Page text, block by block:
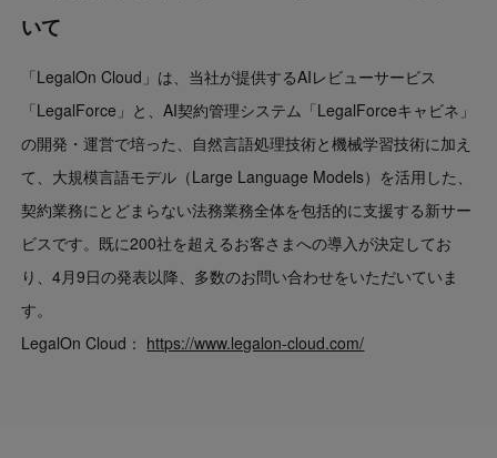
いて
「LegalOn Cloud」は、当社が提供するAIレビューサービス
「LegalForce」と、AI契約管理システム「LegalForceキャビネ」
の開発・運営で培った、自然言語処理技術と機械学習技術に加え
て、大規模言語モデル（Large Language Models）を活用した、
契約業務にとどまらない法務業務全体を包括的に支援する新サー
ビスです。既に200社を超えるお客さまへの導入が決定してお
り、4月9日の発表以降、多数のお問い合わせをいただいていま
す。
LegalOn Cloud： https://www.legalon-cloud.com/